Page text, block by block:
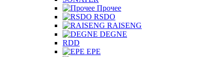
Прочее
RSDO
RAISENG
DEGNE
RDD
EPE